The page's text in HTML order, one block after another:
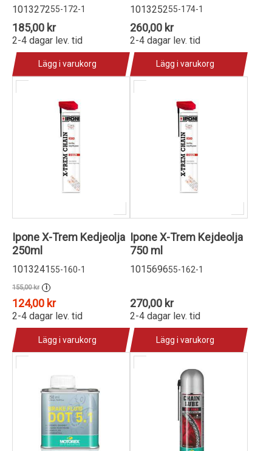
101327255-172-1
185,00 kr
2-4 dagar lev. tid
Lägg i varukorg
101325255-174-1
260,00 kr
2-4 dagar lev. tid
Lägg i varukorg
Ipone X-Trem Kedjeolja
250ml
101324155-160-1
155,00 kr i
124,00 kr
2-4 dagar lev. tid
Lägg i varukorg
Ipone X-Trem Kejdeolja
750 ml
101569655-162-1
270,00 kr
2-4 dagar lev. tid
Lägg i varukorg